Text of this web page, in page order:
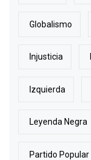
Globalismo
Injusticia
Izquierda
Leyenda Negra
Partido Popular